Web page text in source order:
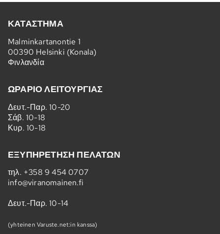
ΚΑΤΆΣΤΗΜΑ
Malminkartanontie 1
00390 Helsinki (Konala)
Φινλανδία
ΩΡΆΡΙΟ ΛΕΙΤΟΥΡΓΊΑΣ
Δευτ.-Παρ. 10-20
Σάβ. 10-18
Κυρ. 10-18
ΕΞΥΠΗΡΈΤΗΣΗ ΠΕΛΑΤΏΝ
τηλ. +358 9 454 0707
info@viranomainen.fi
Δευτ.-Παρ. 10-14
(yhteinen Varuste.net:in kanssa)